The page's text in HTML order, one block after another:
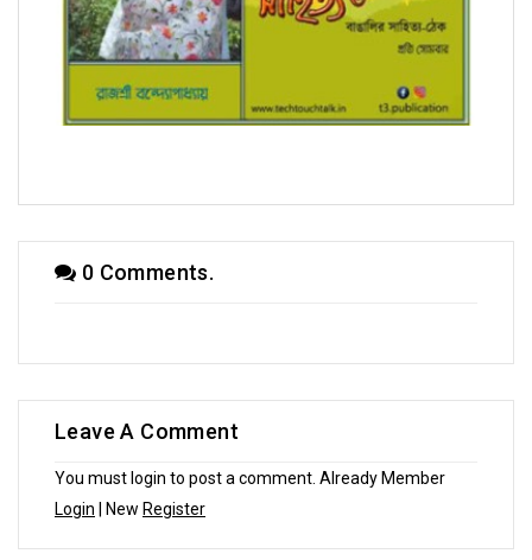
0 Comments.
Leave A Comment
You must login to post a comment. Already Member
Login | New Register